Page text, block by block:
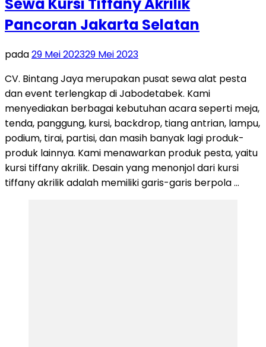
Sewa Kursi Tiffany Akrilik
Pancoran Jakarta Selatan
pada29 Mei 202329 Mei 2023
CV. Bintang Jaya merupakan pusat sewa alat pesta
dan event terlengkap di Jabodetabek. Kami
menyediakan berbagai kebutuhan acara seperti meja,
tenda, panggung, kursi, backdrop, tiang antrian, lampu,
podium, tirai, partisi, dan masih banyak lagi produk-
produk lainnya. Kami menawarkan produk pesta, yaitu
kursi tiffany akrilik. Desain yang menonjol dari kursi
tiffany akrilik adalah memiliki garis-garis berpola …